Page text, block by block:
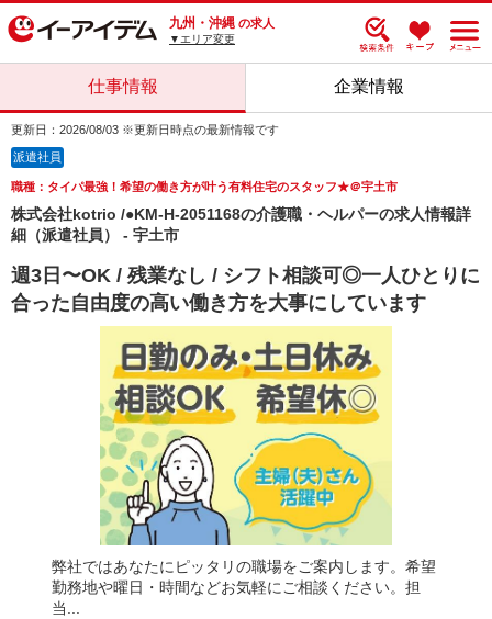
九州・沖縄 の求人
▼エリア変更
仕事情報 企業情報
更新日：2026/08/03 ※更新日時点の最新情報です
派遣社員
職種：タイパ最強！希望の働き方が叶う有料住宅のスタッフ★＠宇土市
株式会社kotrio /●KM-H-2051168の介護職・ヘルパーの求人情報詳
細（派遣社員） - 宇土市
週3日〜OK / 残業なし / シフト相談可◎一人ひとりに
合った自由度の高い働き方を大事にしています
弊社ではあなたにピッタリの職場をご案内します。希望
勤務地や曜日・時間などお気軽にご相談ください。担
当...